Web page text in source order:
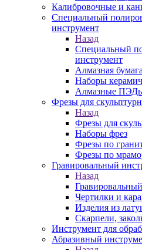
Калибровочные и
Специальный
инструмент
Назад
Специальный
инструмент
Алмазная
Наборы
Алмазные
Фрезы для
Назад
Фрезы для
Наборы фрез
Фрезы по
Фрезы по
Гравировальный
Назад
Чертилки и
Изделия из
Скарпели,
Инструмент для
Абразивный